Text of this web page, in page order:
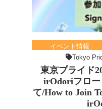
イベント情報
Tokyo
東京プライド
irOdoriフロ
て/How to Join